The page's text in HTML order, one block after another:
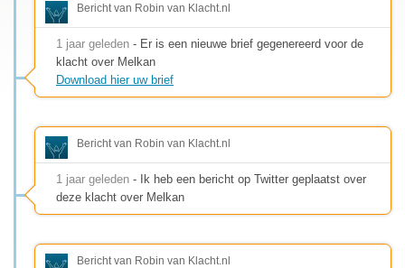
Bericht van Robin van Klacht.nl
1 jaar geleden - Er is een nieuwe brief gegenereerd voor de
klacht over Melkan
Download hier uw brief
Bericht van Robin van Klacht.nl
1 jaar geleden - Ik heb een bericht op Twitter geplaatst over
deze klacht over Melkan
Bericht van Robin van Klacht.nl